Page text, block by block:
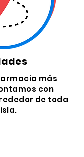
más
con
de toda